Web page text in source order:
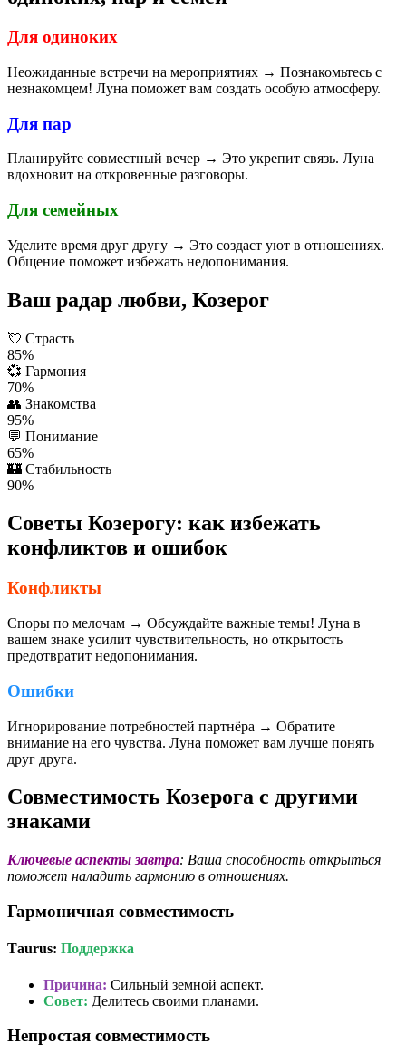
Для одиноких
Неожиданные встречи на мероприятиях → Познакомьтесь с
незнакомцем! Луна поможет вам создать особую атмосферу.
Для пар
Планируйте совместный вечер → Это укрепит связь. Луна
вдохновит на откровенные разговоры.
Для семейных
Уделите время друг другу → Это создаст уют в отношениях.
Общение поможет избежать недопонимания.
Ваш радар любви, Козерог
💘 Страсть
85%
💞 Гармония
70%
👥 Знакомства
95%
💬 Понимание
65%
🏰 Стабильность
90%
Советы Козерогу: как избежать
конфликтов и ошибок
Конфликты
Споры по мелочам → Обсуждайте важные темы! Луна в
вашем знаке усилит чувствительность, но открытость
предотвратит недопонимания.
Ошибки
Игнорирование потребностей партнёра → Обратите
внимание на его чувства. Луна поможет вам лучше понять
друг друга.
Совместимость Козерога с другими
знаками
Ключевые аспекты завтра: Ваша способность открыться
поможет наладить гармонию в отношениях.
Гармоничная совместимость
Тaurus: Поддержка
Причина: Сильный земной аспект.
Совет: Делитесь своими планами.
Непростая совместимость